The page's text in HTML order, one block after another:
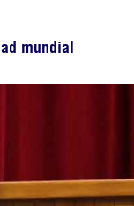
mundial